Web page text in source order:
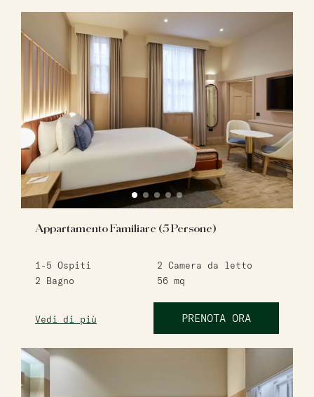
Appartamento Familiare (5 Persone)
1-5 Ospiti 2 Camera da letto
2 Bagno 56 mq
Vedi di più PRENOTA ORA